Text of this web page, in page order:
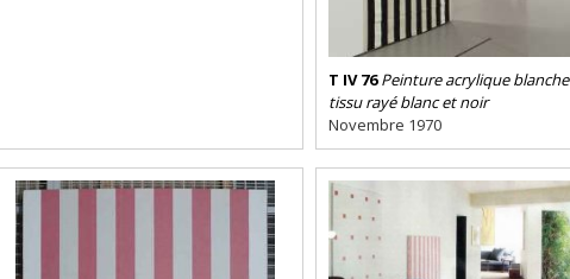
T IV 76 Peinture acrylique
tissu rayé blanc et noir
Novembre 1970